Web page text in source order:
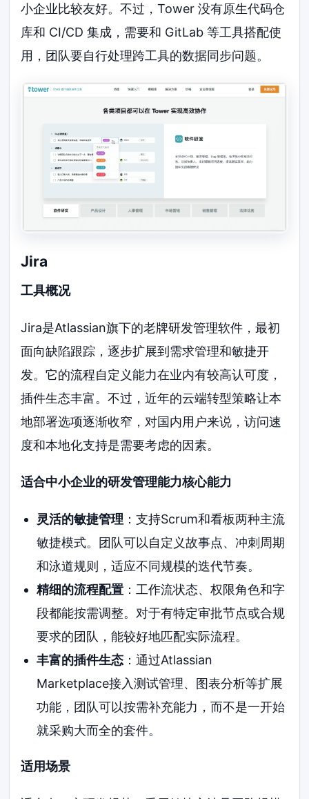
小企业比较友好。不过，Tower 没有原生代码仓
库和 CI/CD 集成，需要和 GitLab 等工具搭配使
用，团队要自行处理跨工具的数据同步问题。
Jira
工具概况
Jira是Atlassian旗下的老牌研发管理软件，最初
面向缺陷跟踪，逐步扩展到需求管理和敏捷开
发。它的流程自定义能力在业内有较高认可度，
插件生态丰富。不过，近年的云端转型策略让本
地部署选项逐渐收窄，对国内用户来说，访问速
度和本地化支持是需要考虑的因素。
适合中小企业的研发管理能力核心能力
灵活的敏捷管理 ：支持Scrum和看板两种主流
敏捷模式。团队可以自定义故事点、冲刺周期
和泳道规则，适应不同规模的迭代节奏。
精细的流程配置：工作流状态、权限角色和字
段都能按需调整。对于有特定审批节点或合规
要求的团队，能较好地匹配实际流程。
丰富的插件生态：通过Atlassian
Marketplace接入测试管理、图表分析等扩展
功能，团队可以按需补充能力，而不是一开始
就采购大而全的套件。
适用场景